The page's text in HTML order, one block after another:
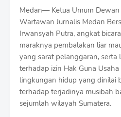
Medan— Ketua Umum Dewan
Wartawan Jurnalis Medan
Irwansyah Putra, angkat
maraknya pembalakan liar
yang sarat pelanggaran,
terhadap izin Hak Guna
lingkungan hidup yang dinilai
terhadap terjadinya musibah
sejumlah wilayah Sumatera.